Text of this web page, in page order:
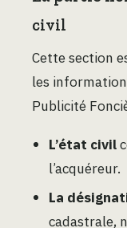
civil
Cette section
les
Publicité
L’état civil
l’acquéreur.
La
cadastrale,